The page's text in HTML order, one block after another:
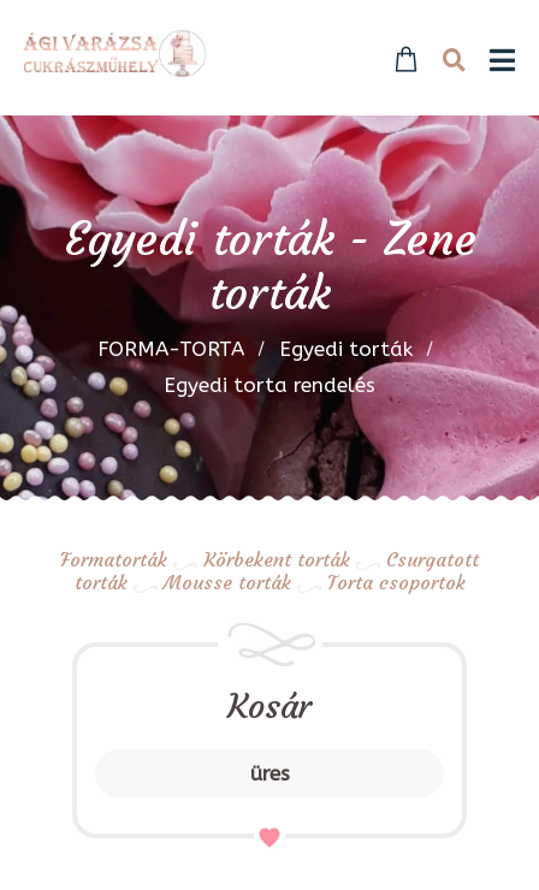
Egyedi torták - Zene
torták
FORMA-TORTA
Egyedi torták
Egyedi torta rendelés
Formatorták Körbekent torták
Csurgatott
torták
Mousse torták Torta csoportok
Kosár
üres